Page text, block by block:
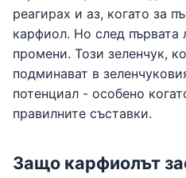
реагирах и аз, когато за
карфиол. Но след първата
промени. Този зеленчук,
подминават в
потенциал - особено
правилните съставки.
Защо карфиолът